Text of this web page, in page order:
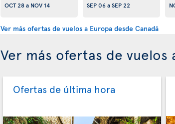
OCT 28a NOV 14
SEP 06aSEP 22
Ver más ofertas de vuelos a Europa desde Canadá
Ver más ofertas de vuelos
Ofertas de última hora